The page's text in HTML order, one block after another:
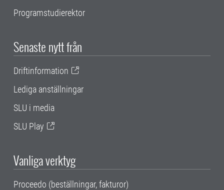
Programstudierektor
Senaste nytt från
Driftinformation
Lediga anställningar
SLU i media
SLU Play
Vanliga verktyg
Proceedo (beställningar, fakturor)